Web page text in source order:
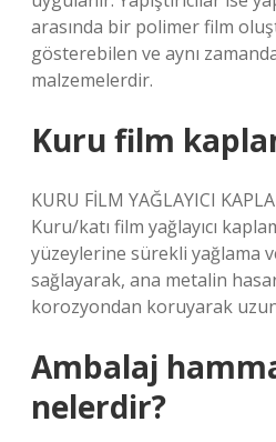
arasında bir polimer film
gösterebilen ve aynı
malzemelerdir.
Kuru film
KURU FİLM YAĞLAYICI
Kuru/katı film yağlayıcı
yüzeylerine sürekli yağlama
sağlayarak, ana metalin
korozyondan koruyarak
Ambalaj
nelerdir?